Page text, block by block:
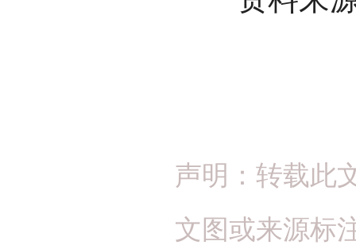
声明：转载此
文图或来源标